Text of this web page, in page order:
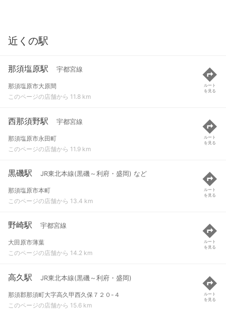
近くの駅
那須塩原駅 宇都宮線
那須塩原市大原間
このページの店舗から 11.8 km
ルート
を見る
西那須野駅 宇都宮線
那須塩原市永田町
このページの店舗から 11.9 km
ルート
を見る
黒磯駅 JR東北本線(黒磯～利府・盛岡) など
那須塩原市本町
このページの店舗から 13.4 km
ルート
を見る
野崎駅 宇都宮線
大田原市薄葉
このページの店舗から 14.2 km
ルート
を見る
高久駅 JR東北本線(黒磯～利府・盛岡)
那須郡那須町大字高久甲西久保７２０-４
このページの店舗から 15.6 km
ルート
を見る